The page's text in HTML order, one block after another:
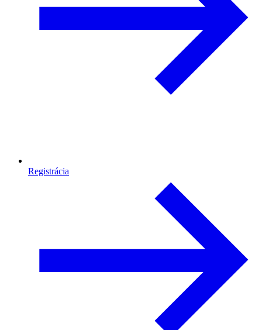
Registrácia